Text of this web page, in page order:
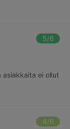
5/6
ei ollut
4/6